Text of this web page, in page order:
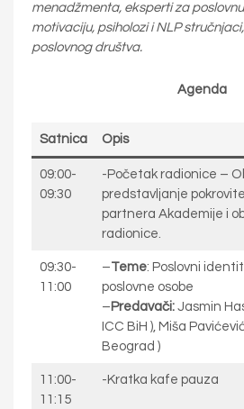
menadžmenta, eksperti za
motivaciju, psiholozi i NLP
poslovnog društva.
Agenda
Satnica Opis
09:00-
09:30
-Početak radionice –
predstavljanje
partnera Akademije i
radionice.
09:30-
11:00
–Teme: Poslovni
poslovne osobe
– Predavači: Jasmin
ICC BiH ), Miša
Beograd )
11:00-
11:15
-Kratka kafe pauza